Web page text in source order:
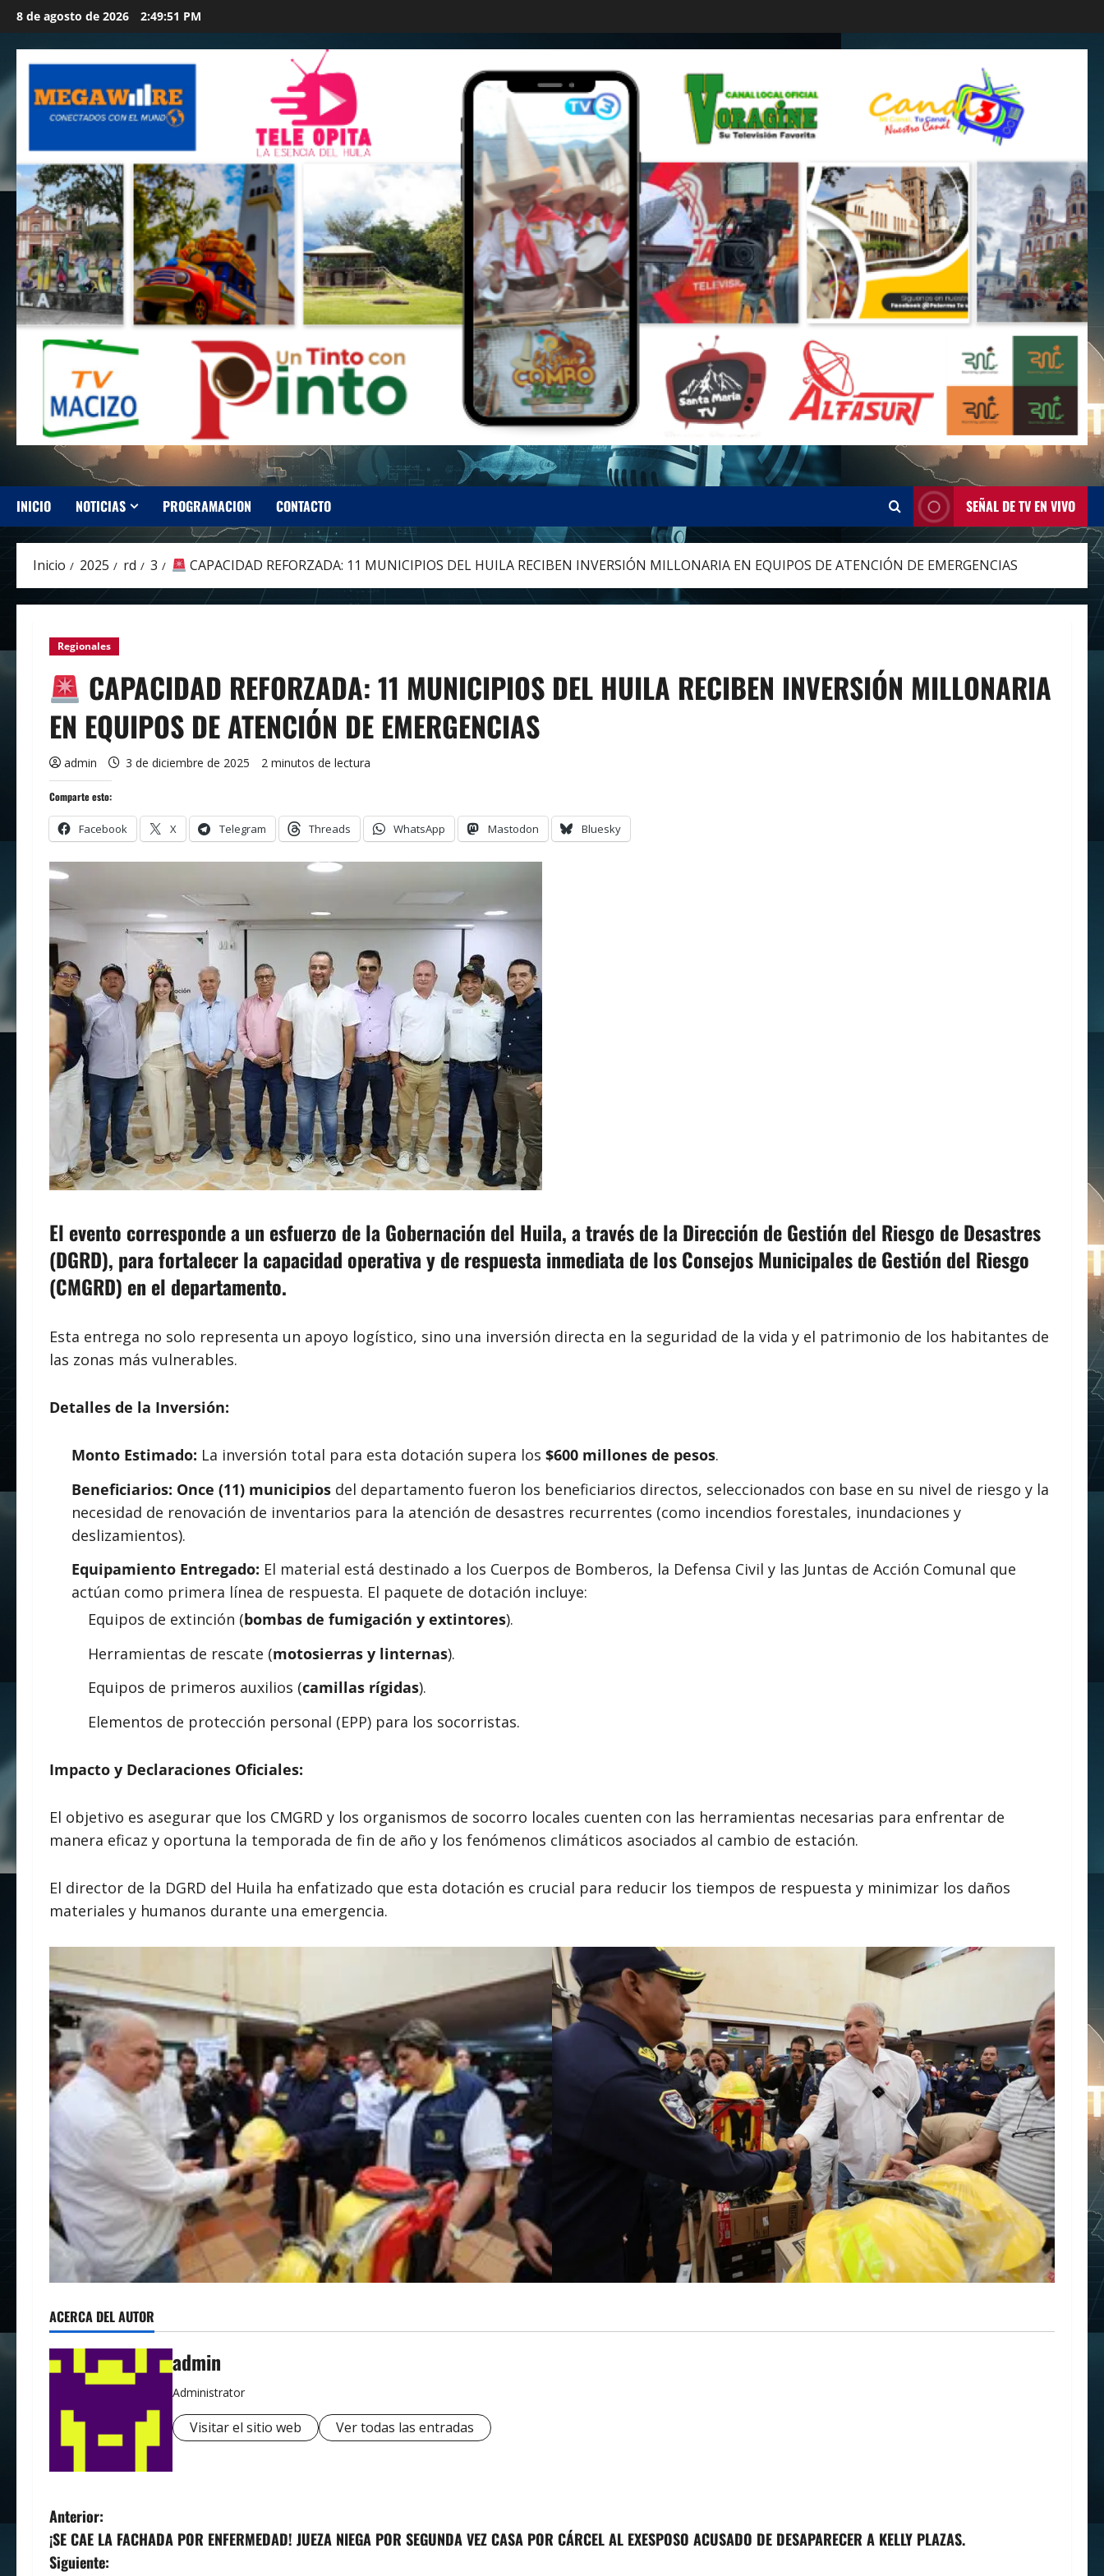
Saltar
contenido
8 de agosto de 2026 2:49:53 PM
INICIO NOTICIAS PROGRAMACION CONTACTO SEÑAL DE TV EN VIVO
Inicio 2025 rd 3 CAPACIDAD REFORZADA: 11 MUNICIPIOS DEL HUILA RECIBEN INVERSIÓN MILLONARIA EN EQUIPOS DE ATENCIÓN DE EMERGENCIAS
Regionales
CAPACIDAD REFORZADA: 11 MUNICIPIOS DEL HUILA RECIBEN INVERSIÓN MILLONARIA
EN EQUIPOS DE ATENCIÓN DE EMERGENCIAS
admin 3 de diciembre de 2025 2 minutos de lectura
Comparte esto:
Facebook X Telegram Threads WhatsApp Mastodon Bluesky
El evento corresponde a un esfuerzo de la Gobernación del Huila, a través de la Dirección de Gestión del Riesgo de Desastres
(DGRD), para fortalecer la capacidad operativa y de respuesta inmediata de los Consejos Municipales de Gestión del Riesgo
(CMGRD) en el departamento.
Esta entrega no solo representa un apoyo logístico, sino una inversión directa en la seguridad de la vida y el patrimonio de los habitantes de
las zonas más vulnerables.
Detalles de la Inversión:
Monto Estimado: La inversión total para esta dotación supera los $600 millones de pesos.
Beneficiarios: Once (11) municipios del departamento fueron los beneficiarios directos, seleccionados con base en su nivel de riesgo y la
necesidad de renovación de inventarios para la atención de desastres recurrentes (como incendios forestales, inundaciones y
deslizamientos).
Equipamiento Entregado: El material está destinado a los Cuerpos de Bomberos, la Defensa Civil y las Juntas de Acción Comunal que
actúan como primera línea de respuesta. El paquete de dotación incluye:
Equipos de extinción (bombas de fumigación y extintores).
Herramientas de rescate (motosierras y linternas).
Equipos de primeros auxilios (camillas rígidas).
Elementos de protección personal (EPP) para los socorristas.
Impacto y Declaraciones Oficiales:
El objetivo es asegurar que los CMGRD y los organismos de socorro locales cuenten con las herramientas necesarias para enfrentar de
manera eficaz y oportuna la temporada de fin de año y los fenómenos climáticos asociados al cambio de estación.
El director de la DGRD del Huila ha enfatizado que esta dotación es crucial para reducir los tiempos de respuesta y minimizar los daños
materiales y humanos durante una emergencia.
ACERCA DEL AUTOR
admin
Administrator
Visitar el sitio web Ver todas las entradas
N
a
Anterior:
¡SE CAE LA FACHADA POR ENFERMEDAD! JUEZA NIEGA POR SEGUNDA VEZ CASA POR CÁRCEL AL EXESPOSO ACUSADO DE DESAPARECER A KELLY PLAZAS.
Siguiente: